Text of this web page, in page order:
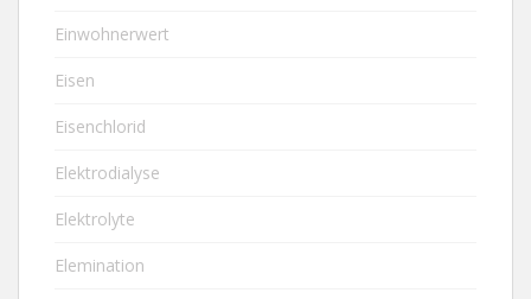
Einwohnerwert
Eisen
Eisenchlorid
Elektrodialyse
Elektrolyte
Elemination